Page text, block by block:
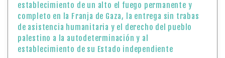
establecimiento de un alto el fuego permanente y
completo en la Franja de Gaza, la entrega sin trabas
de asistencia humanitaria y el derecho del pueblo
palestino a la autodeterminación y al
establecimiento de su Estado independiente